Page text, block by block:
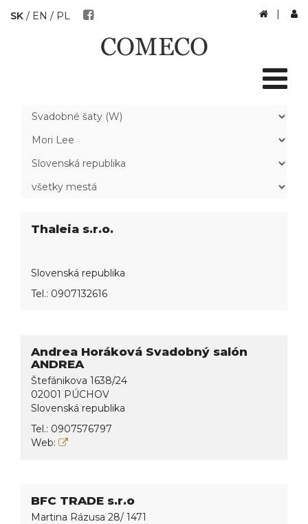
SK / EN / PL |
Thaleia s.r.o.
Slovenská republika
Tel.: 0907132616
Andrea Horáková Svadobný salón
ANDREA
Štefánikova 1638/24
02001 PÚCHOV
Slovenská republika
Tel.: 0907576797
Web:
BFC TRADE s.r.o
Martina Rázusa 28/ 1471